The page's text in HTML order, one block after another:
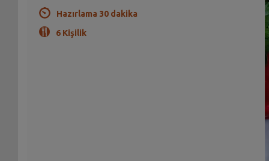
Hazırlama 30 dakika
6 Kişilik